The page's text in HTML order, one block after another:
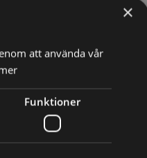
Guider
×
att använda vår
Funktioner